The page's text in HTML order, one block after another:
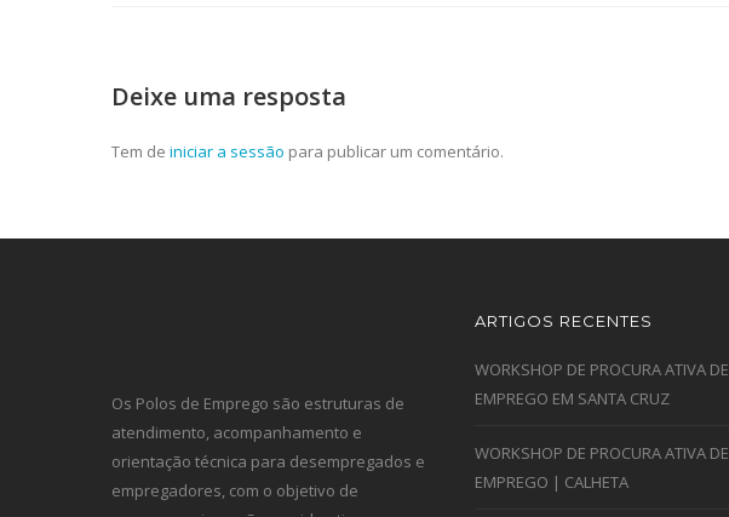
Deixe uma resposta
Tem de iniciar a sessão para publicar um comentário.
Os Polos de Emprego são estruturas de
atendimento, acompanhamento e
orientação técnica para desempregados e
empregadores, com o objetivo de
ARTIGOS RECENTES
WORKSHOP DE PROCURA ATIVA DE
EMPREGO EM SANTA CRUZ
WORKSHOP DE PROCURA ATIVA DE
EMPREGO | CALHETA